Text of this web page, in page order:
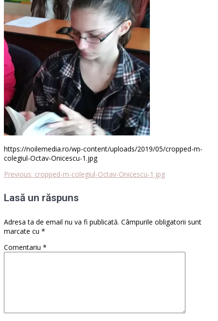
https://noilemedia.ro/wp-content/uploads/2019/05/cropped-m-
colegiul-Octav-Onicescu-1.jpg
Navigare
în
articole
Previous: Previous
cropped-m-colegiul-Octav-Onicescu-1.jpg
Lasă un răspuns
Adresa ta de email nu va fi publicată. Câmpurile obligatorii sunt
marcate cu *
Comentariu *